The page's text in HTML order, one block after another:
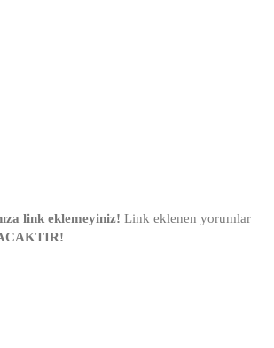
link eklemeyiniz! Link eklenen yorumlar